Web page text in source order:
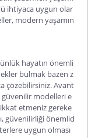
ihtiyaca uygun olar
modern yaşamın
hayatın önemli
bulmak bazen z
çözebilirsiniz. Avant
modelleri e
etmeniz gereke
güvenilirliği önemlid
uygun olması